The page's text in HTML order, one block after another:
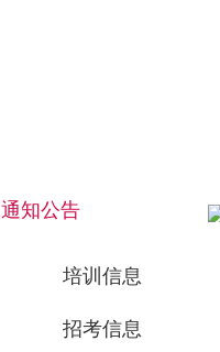
通知公告
培训信息
招考信息